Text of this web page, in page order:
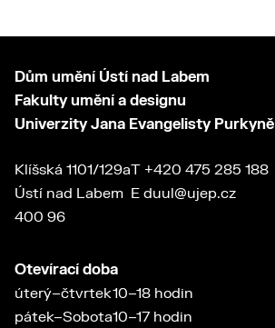
Dům umění Ústí nad Labem
Fakulty umění a designu
Univerzity Jana Evangelisty Purkyně
Klíšská 1101/129a
Ústí nad Labem
400 96
T +420 475 285 188
E duul@ujep.cz
Otevírací doba
úterý–čtvrtek
pátek–Sobota
10–18 hodin
10–17 hodin